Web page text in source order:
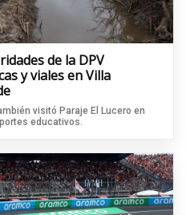
de la DPV
y viales en Villa
visitó Paraje El Lucero en
educativos.